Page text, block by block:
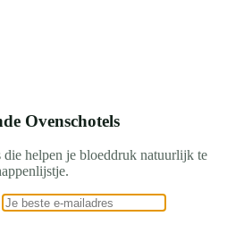
Ovenschotels
helpen je bloeddruk natuurlijk te